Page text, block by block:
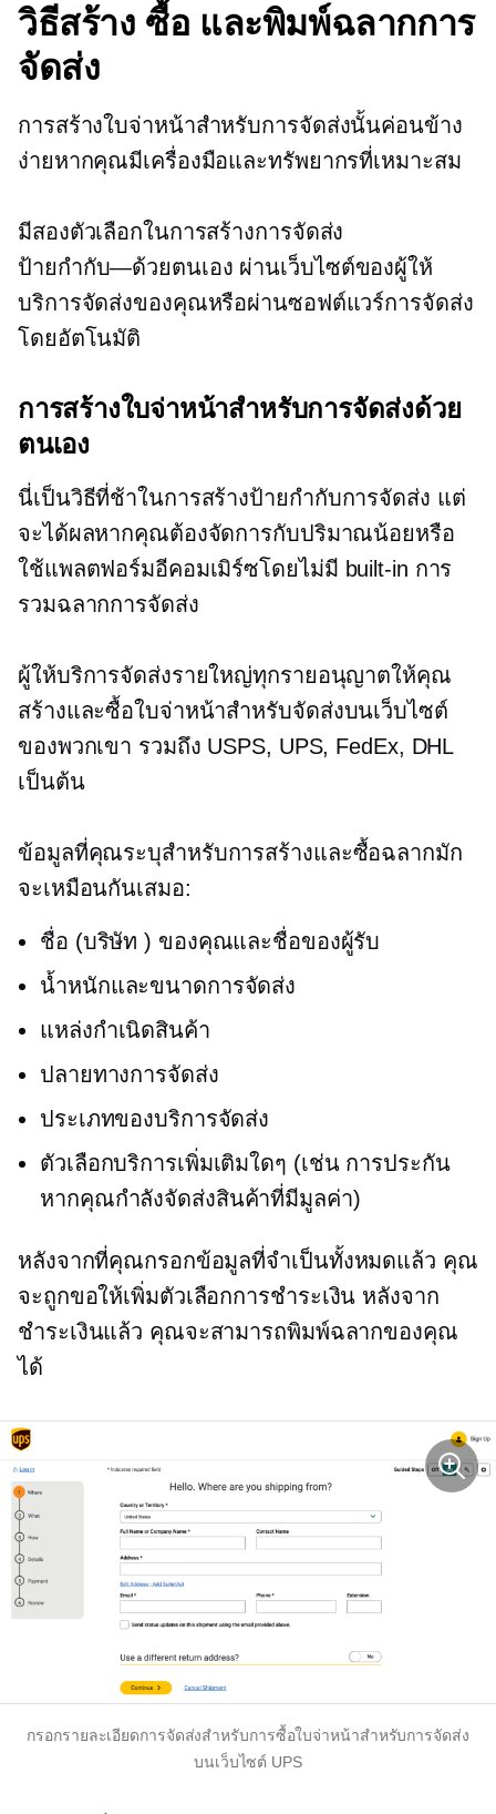
วิธีสร้าง ซื้อ และพิมพ์ฉลากการ
จัดส่ง
การสร้างใบจ่าหน้าสำหรับการจัดส่งนั้นค่อนข้าง
ง่ายหากคุณมีเครื่องมือและทรัพยากรที่เหมาะสม
มีสองตัวเลือกในการสร้างการจัดส่ง
ป้ายกำกับ—ด้วยตนเอง ผ่านเว็บไซต์ของผู้ให้
บริการจัดส่งของคุณหรือผ่านซอฟต์แวร์การจัดส่ง
โดยอัตโนมัติ
การสร้างใบจ่าหน้าสำหรับการจัดส่งด้วย
ตนเอง
นี่เป็นวิธีที่ช้าในการสร้างป้ายกำกับการจัดส่ง แต่
จะได้ผลหากคุณต้องจัดการกับปริมาณน้อยหรือ
ใช้แพลตฟอร์มอีคอมเมิร์ซโดยไม่มี built-in การ
รวมฉลากการจัดส่ง
ผู้ให้บริการจัดส่งรายใหญ่ทุกรายอนุญาตให้คุณ
สร้างและซื้อใบจ่าหน้าสำหรับจัดส่งบนเว็บไซต์
ของพวกเขา รวมถึง USPS, UPS, FedEx, DHL
เป็นต้น
ข้อมูลที่คุณระบุสำหรับการสร้างและซื้อฉลากมัก
จะเหมือนกันเสมอ:
ชื่อ (บริษัท ) ของคุณและชื่อของผู้รับ
น้ำหนักและขนาดการจัดส่ง
แหล่งกำเนิดสินค้า
ปลายทางการจัดส่ง
ประเภทของบริการจัดส่ง
ตัวเลือกบริการเพิ่มเติมใดๆ (เช่น การประกัน
หากคุณกำลังจัดส่งสินค้าที่มีมูลค่า)
หลังจากที่คุณกรอกข้อมูลที่จำเป็นทั้งหมดแล้ว คุณ
จะถูกขอให้เพิ่มตัวเลือกการชำระเงิน หลังจาก
ชำระเงินแล้ว คุณจะสามารถพิมพ์ฉลากของคุณ
ได้
กรอกรายละเอียดการจัดส่งสำหรับการซื้อใบจ่าหน้าสำหรับการจัดส่ง
บนเว็บไซต์ UPS